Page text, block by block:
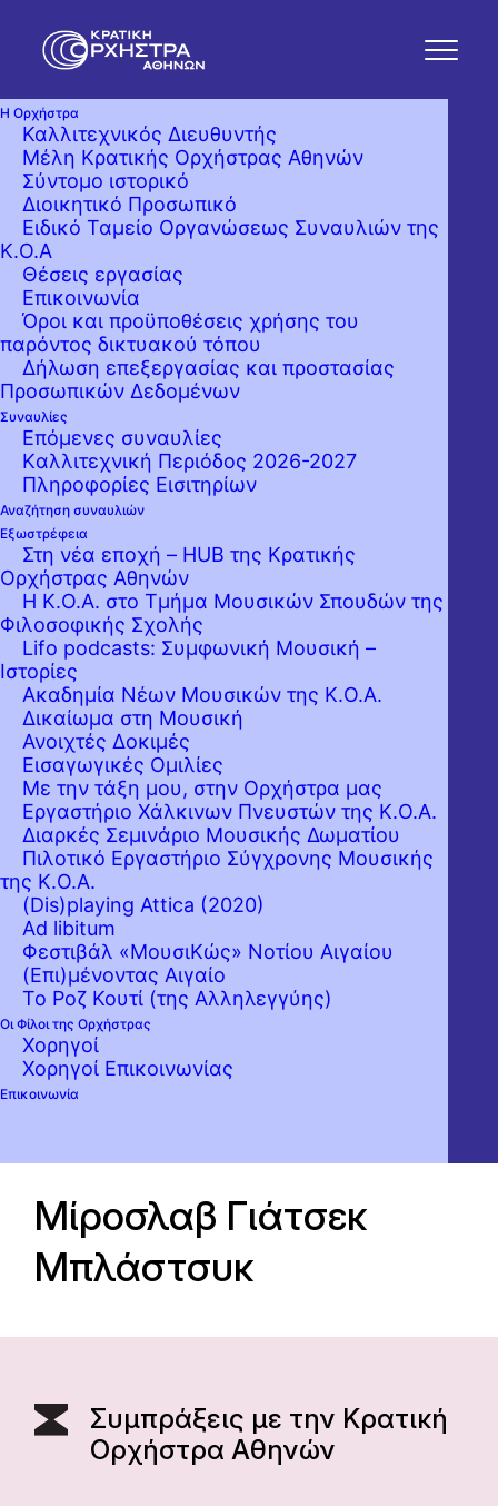
Η Ορχήστρα
Καλλιτεχνικός Διευθυντής
Μέλη Κρατικής Ορχήστρας Αθηνών
Σύντομο ιστορικό
Διοικητικό Προσωπικό
Ειδικό Ταμείο Οργανώσεως Συναυλιών της
Κ.Ο.Α
Θέσεις εργασίας
Επικοινωνία
Όροι και προϋποθέσεις χρήσης του
παρόντος δικτυακού τόπου
Δήλωση επεξεργασίας και προστασίας
Προσωπικών Δεδομένων
Συναυλίες
Επόμενες συναυλίες
Kαλλιτεχνική Περιόδος 2026-2027
Πληροφορίες Εισιτηρίων
Αναζήτηση συναυλιών
Εξωστρέφεια
Στη νέα εποχή – HUB της Κρατικής
Ορχήστρας Αθηνών
Η Κ.Ο.Α. στο Τμήμα Μουσικών Σπουδών της
Φιλοσοφικής Σχολής
Lifo podcasts: Συμφωνική Μουσική –
Ιστορίες
Ακαδημία Νέων Μουσικών της Κ.Ο.Α.
Δικαίωμα στη Μουσική
Ανοιχτές Δοκιμές
Εισαγωγικές Ομιλίες
Με την τάξη μου, στην Ορχήστρα μας
Εργαστήριo Χάλκινων Πνευστών της Κ.Ο.Α.
Διαρκές Σεμινάριο Μουσικής Δωματίου
Πιλοτικό Εργαστήριο Σύγχρονης Μουσικής
της Κ.Ο.Α.
(Dis)playing Attica (2020)
Ad libitum
Φεστιβάλ «ΜουσιΚώς» Νοτίου Αιγαίου
(Επι)μένοντας Αιγαίο
Το Ροζ Κουτί (της Αλληλεγγύης)
Οι Φίλοι της Ορχήστρας
Χορηγοί
Χορηγοί Επικοινωνίας
Επικοινωνία
Μίροσλαβ Γιάτσεκ
Μπλάστσυκ
Συμπράξεις με την Κρατική
Ορχήστρα Αθηνών